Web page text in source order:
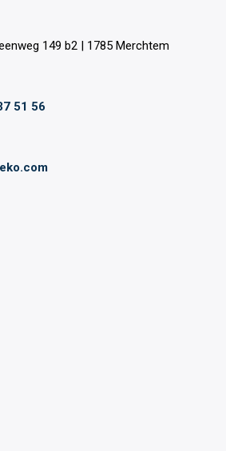
149 b2 | 1785 Merchtem
51 56